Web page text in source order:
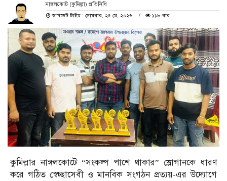
নাঙ্গলকোট (কুমিল্লা) প্রতিনিধি
আপডেট টাইম : সোমবার, ২৫ মে, ২০২৬
১১৮ বার
কুমিল্লার নাঙ্গলকোটে “সংকল্প পাশে থাকার” স্লোগানকে ধারণ
করে গঠিত স্বেচ্ছাসেবী ও মানবিক সংগঠন প্রত্যয়-এর উদ্যোগে